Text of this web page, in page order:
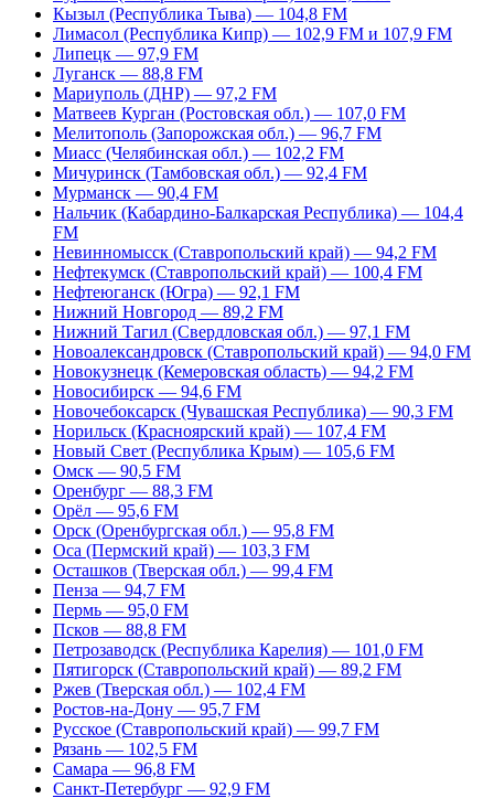
Кызыл (Республика Тыва) — 104,8 FM
Лимасол (Республика Кипр) — 102,9 FM и 107,9 FM
Липецк — 97,9 FM
Луганск — 88,8 FM
Мариуполь (ДНР) — 97,2 FM
Матвеев Курган (Ростовская обл.) — 107,0 FM
Мелитополь (Запорожская обл.) — 96,7 FM
Миасс (Челябинская обл.) — 102,2 FM
Мичуринск (Тамбовская обл.) — 92,4 FM
Мурманск — 90,4 FM
Нальчик (Кабардино-Балкарская Республика) — 104,4
FM
Невинномысск (Ставропольский край) — 94,2 FM
Нефтекумск (Ставропольский край) — 100,4 FM
Нефтеюганск (Югра) — 92,1 FM
Нижний Новгород — 89,2 FM
Нижний Тагил (Свердловская обл.) — 97,1 FM
Новоалександровск (Ставропольский край) — 94,0 FM
Новокузнецк (Кемеровская область) — 94,2 FM
Новосибирск — 94,6 FM
Новочебоксарск (Чувашская Республика) — 90,3 FM
Норильск (Красноярский край) — 107,4 FM
Новый Свет (Республика Крым) — 105,6 FM
Омск — 90,5 FM
Оренбург — 88,3 FM
Орёл — 95,6 FM
Орск (Оренбургская обл.) — 95,8 FM
Оса (Пермский край) — 103,3 FM
Осташков (Тверская обл.) — 99,4 FM
Пенза — 94,7 FM
Пермь — 95,0 FM
Псков — 88,8 FM
Петрозаводск (Республика Карелия) — 101,0 FM
Пятигорск (Ставропольский край) — 89,2 FM
Ржев (Тверская обл.) — 102,4 FM
Ростов-на-Дону — 95,7 FM
Русское (Ставропольский край) — 99,7 FM
Рязань — 102,5 FM
Самара — 96,8 FM
Санкт-Петербург — 92,9 FM